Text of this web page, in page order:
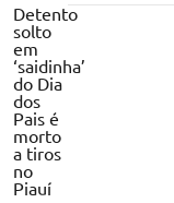
Detento
solto
em
‘saidinha’
do Dia
dos
Pais é
morto
a tiros
no
Piauí